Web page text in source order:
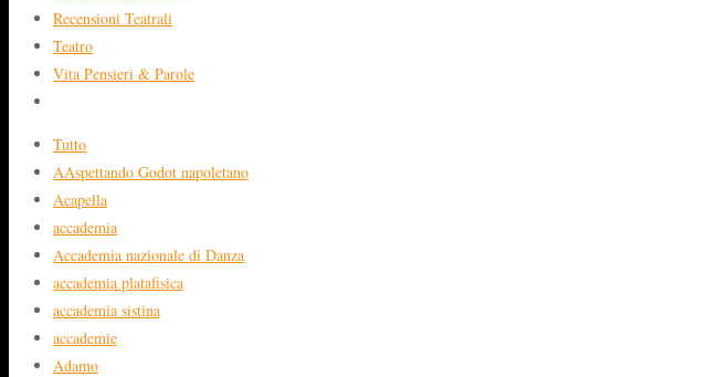
Recensioni Teatrali
Teatro
Vita Pensieri & Parole
Tutto
AAspettando Godot napoletano
Acapella
accademia
Accademia nazionale di Danza
accademia platafisica
accademia sistina
accademie
Adamo